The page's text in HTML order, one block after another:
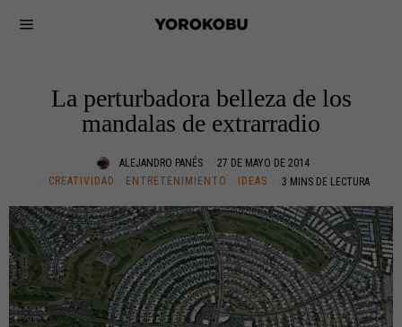
La perturbadora belleza de los
mandalas de extrarradio
ALEJANDRO PANÉS
27 DE MAYO DE 2014
CREATIVIDAD · ENTRETENIMIENTO · IDEAS 3 MINS DE LECTURA